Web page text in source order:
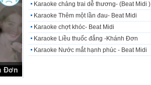
Đơn
Karaoke chảng trai dễ thương- (Beat Midi )
Karaoke Thêm một lần đau- Beat Midi
Karaoke chợt khóc- Beat Midi
Karaoke Liều thuốc đắng -Khánh Đơn
Karaoke Nước mắt hạnh phúc - Beat Midi